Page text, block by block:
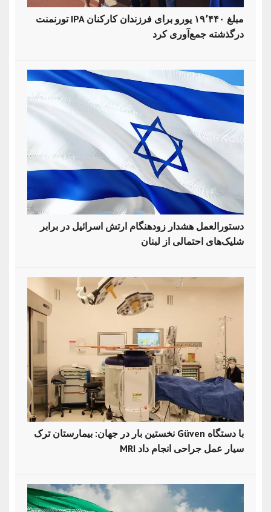
تورنمنت IPA مبلغ ۱۹٬۴۴۰ یورو برای فرزندان کارکنان
درگذشته جمع‌آوری کرد
دستورالعمل هشدار زودهنگام ارتش اسرائیل در برابر
شلیک‌های احتمالی از لبنان
نخستین بار در جهان: بیمارستان ترک Güven با دستگاه
MRI سیار عمل جراحی انجام داد